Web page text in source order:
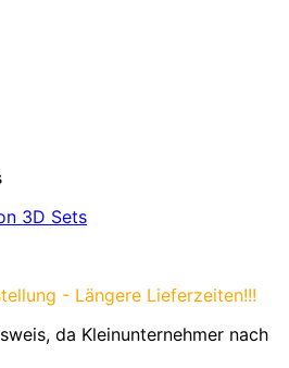
3D Sets
- Längere Lieferzeiten!!!
da Kleinunternehmer nach